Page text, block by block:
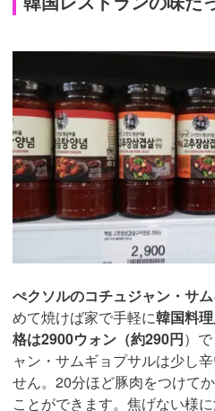
ぺクソルのコチュジャン・サ
めて焼けば家で手軽に韓国料
格は2900ウォン（約290円）
ャン・サムギョプサルは少し
せん。20分ほど豚肉をつけて
ことができます。焦げない様に